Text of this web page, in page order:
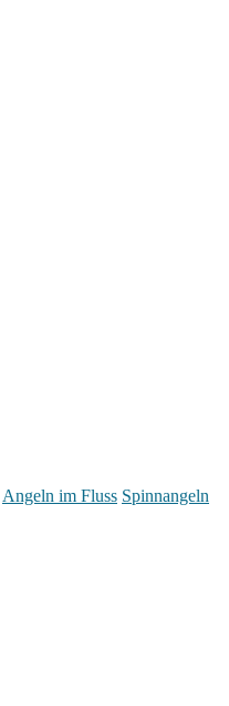
Angeln im Fluss Spinnangeln